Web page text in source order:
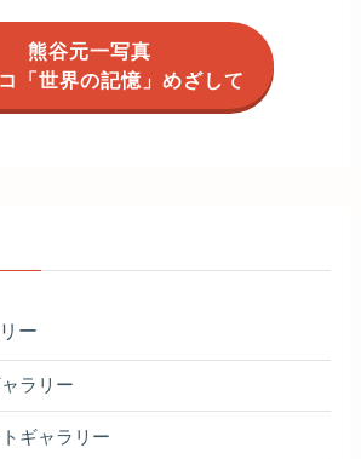
熊谷元一写真
「世界の記憶」めざして
ー
ラリー
ギャラリー